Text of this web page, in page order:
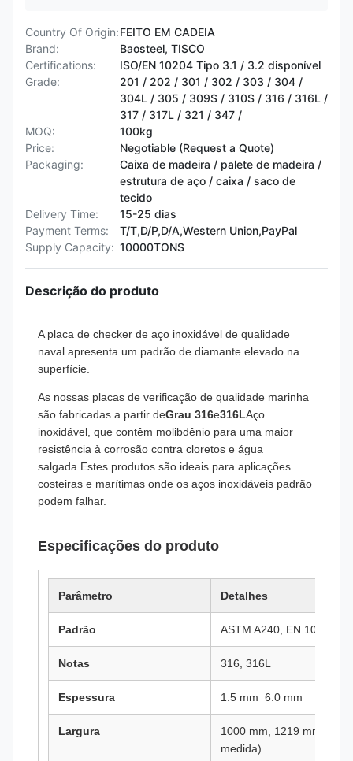
Country Of Origin:FEITO EM CADEIA
Brand:
Baosteel, TISCO
Certifications:
ISO/EN 10204 Tipo 3.1 / 3.2 disponível
Grade:
201 / 202 / 301 / 302 / 303 / 304 /
304L / 305 / 309S / 310S / 316 / 316L /
317 / 317L / 321 / 347 /
MOQ:
100kg
Price:
Negotiable (Request a Quote)
Packaging:
Caixa de madeira / palete de madeira /
estrutura de aço / caixa / saco de
tecido
Delivery Time:
15-25 dias
Payment Terms:
T/T,D/P,D/A,Western Union,PayPal
Supply Capacity: 10000TONS
Descrição do produto
A placa de checker de aço inoxidável de qualidade
naval apresenta um padrão de diamante elevado na
superfície.
As nossas placas de verificação de qualidade marinha
são fabricadas a partir deGrau 316e316LAço
inoxidável, que contêm molibdênio para uma maior
resistência à corrosão contra cloretos e água
salgada.Estes produtos são ideais para aplicações
costeiras e marítimas onde os aços inoxidáveis padrão
podem falhar.
Especificações do produto
Parâmetro Detalhes
Padrão ASTM A240, EN 10088,
Notas 316, 316L
Espessura 1.5 mm ️ 6.0 mm
Largura
1000 mm, 1219 mm,
medida)